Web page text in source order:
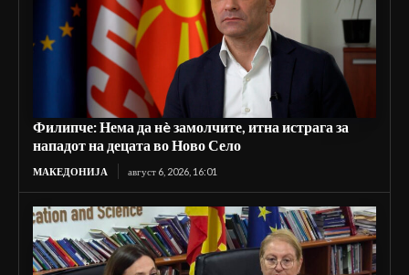
Филипче: Нема да нè замолчите, итна истрага за
нападот на децата во Ново Село
МАКЕДОНИЈА август 6, 2026, 16:01